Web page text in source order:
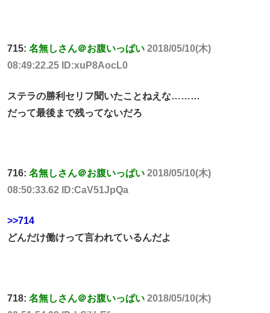
715: 名無しさん＠お腹いっぱい 2018/05/10(木)
08:49:22.25 ID:xuP8AocL0
ステラの勝利セリフ聞いたことねえな………
だって最後まで残ってないだろ
716: 名無しさん＠お腹いっぱい 2018/05/10(木)
08:50:33.62 ID:CaV51JpQa
>>714
どんだけ働けって言われているんだよ
718: 名無しさん＠お腹いっぱい 2018/05/10(木)